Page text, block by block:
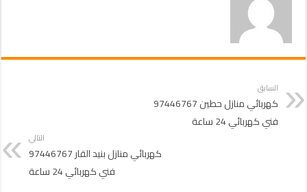
السابق
كهربائي منازل حطين 97446767
فني كهربائي 24 ساعة
التالي
كهربائي منازل بنيد القار 97446767
فني كهربائي 24 ساعة